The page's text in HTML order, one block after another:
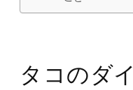
タコのダ